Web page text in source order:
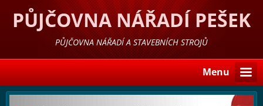
PŮJČOVNA NÁŘADÍ PEŠEK
LIBEREC
PŮJČOVNA NÁŘADÍ A STAVEBNÍCH STROJŮ
Menu